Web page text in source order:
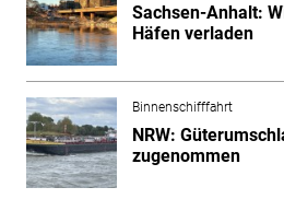
Sachsen-Anhalt:
Häfen verladen
Binnenschifffahrt
NRW:
zugenommen